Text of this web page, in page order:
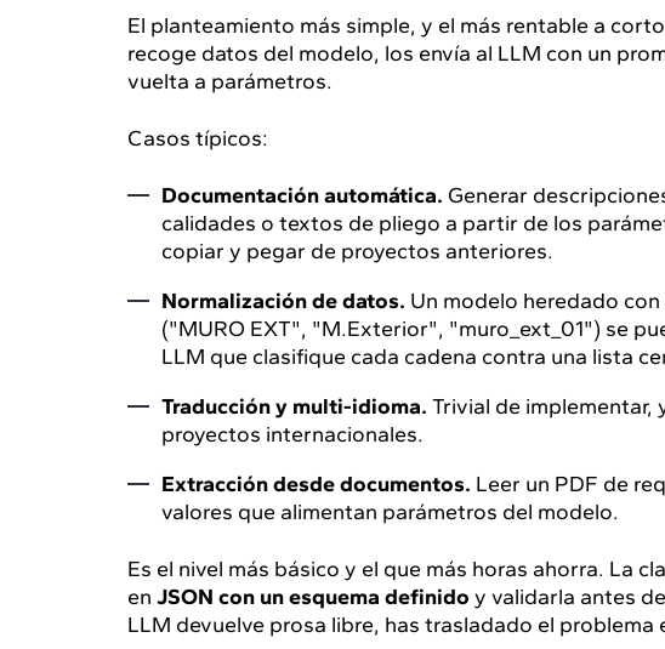
El planteamiento más simple, y el más rentable a
recoge datos del modelo, los envía al LLM con un
vuelta a parámetros.
Casos típicos:
Documentación automática. Generar
calidades o textos de pliego a partir de los
copiar y pegar de proyectos anteriores.
Normalización de datos. Un modelo heredado
("MURO EXT", "M.Exterior", "muro_ext_01") se
LLM que clasifique cada cadena contra una lista
Traducción y multi-idioma. Trivial de
proyectos internacionales.
Extracción desde documentos. Leer un PDF de
valores que alimentan parámetros del modelo.
Es el nivel más básico y el que más horas ahorra. La
en JSON con un esquema definido y validarla antes
LLM devuelve prosa libre, has trasladado el problema